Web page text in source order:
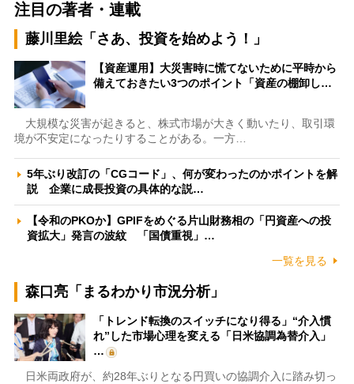
注目の著者・連載
藤川里絵「さあ、投資を始めよう！」
【資産運用】大災害時に慌てないために平時から
備えておきたい3つのポイント「資産の棚卸し…
大規模な災害が起きると、株式市場が大きく動いたり、取引環
境が不安定になったりすることがある。一方…
5年ぶり改訂の「CGコード」、何が変わったのかポイントを解
説 企業に成長投資の具体的な説…
【令和のPKOか】GPIFをめぐる片山財務相の「円資産への投
資拡大」発言の波紋 「国債重視」…
一覧を見る
森口亮「まるわかり市況分析」
「トレンド転換のスイッチになり得る」“介入慣
れ”した市場心理を変える「日米協調為替介入」
…
日米両政府が、約28年ぶりとなる円買いの協調介入に踏み切っ